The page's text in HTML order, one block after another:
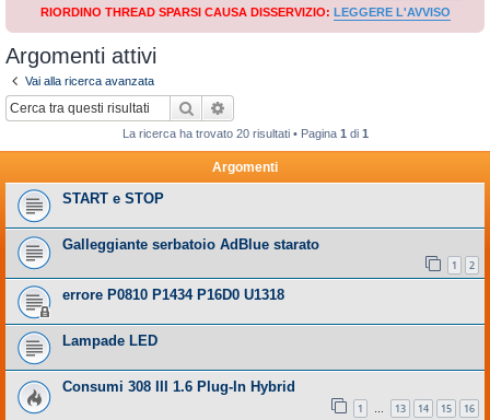
RIORDINO THREAD SPARSI CAUSA DISSERVIZIO: LEGGERE L'AVVISO
Argomenti attivi
Vai alla ricerca avanzata
Cerca
La ricerca ha trovato 20 risultati • Pagina 1 di 1
Argomenti
START e STOP
Galleggiante serbatoio AdBlue starato
1 2
errore P0810 P1434 P16D0 U1318
Lampade LED
Consumi 308 III 1.6 Plug-In Hybrid
1 … 13 14 15 16